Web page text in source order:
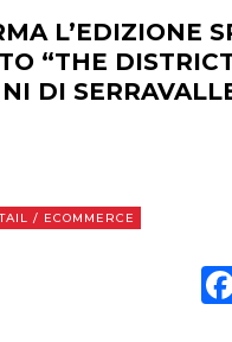
L’EDIZIONE
“THE
DI
/ ECOMMERCE